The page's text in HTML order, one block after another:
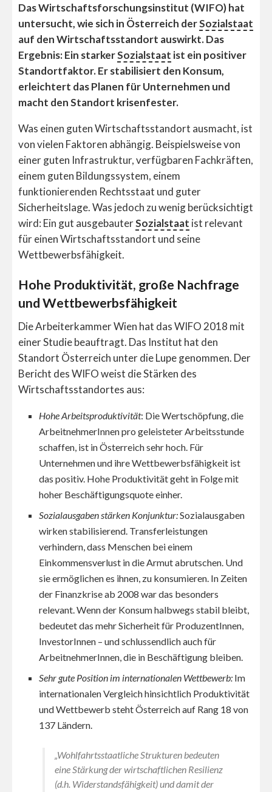
Das Wirtschaftsforschungsinstitut (WIFO) hat
untersucht, wie sich in Österreich derSozialstaat
auf den Wirtschaftsstandort auswirkt. Das
Ergebnis: Ein starkerSozialstaat ist ein positiver
Standortfaktor. Er stabilisiert den Konsum,
erleichtert das Planen für Unternehmen und
macht den Standort krisenfester.
Was einen guten Wirtschaftsstandort ausmacht, ist
von vielen Faktoren abhängig. Beispielsweise von
einer guten Infrastruktur, verfügbaren Fachkräften,
einem guten Bildungssystem, einem
funktionierenden Rechtsstaat und guter
Sicherheitslage. Was jedoch zu wenig berücksichtigt
wird: Ein gut ausgebauterSozialstaat ist relevant
für einen Wirtschaftsstandort und seine
Wettbewerbsfähigkeit.
Hohe Produktivität, große Nachfrage
und Wettbewerbsfähigkeit
Die Arbeiterkammer Wien hat das WIFO 2018 mit
einer Studie beauftragt. Das Institut hat den
Standort Österreich unter die Lupe genommen. Der
Bericht des WIFO weist die Stärken des
Wirtschaftsstandortes aus:
Hohe Arbeitsproduktivität: Die Wertschöpfung, die
ArbeitnehmerInnen pro geleisteter Arbeitsstunde
schaffen, ist in Österreich sehr hoch. Für
Unternehmen und ihre Wettbewerbsfähigkeit ist
das positiv. Hohe Produktivität geht in Folge mit
hoher Beschäftigungsquote einher.
Sozialausgaben stärken Konjunktur:Sozialausgaben
wirken stabilisierend. Transferleistungen
verhindern, dass Menschen bei einem
Einkommensverlust in die Armut abrutschen. Und
sie ermöglichen es ihnen, zu konsumieren. In Zeiten
der Finanzkrise ab 2008 war das besonders
relevant. Wenn der Konsum halbwegs stabil bleibt,
bedeutet das mehr Sicherheit für ProduzentInnen,
InvestorInnen – und schlussendlich auch für
ArbeitnehmerInnen, die in Beschäftigung bleiben.
Sehr gute Position im internationalen Wettbewerb: Im
internationalen Vergleich hinsichtlich Produktivität
und Wettbewerb steht Österreich auf Rang 18 von
137 Ländern.
„Wohlfahrtsstaatliche Strukturen bedeuten
eine Stärkung der wirtschaftlichen Resilienz
(d.h. Widerstandsfähigkeit) und damit der